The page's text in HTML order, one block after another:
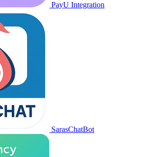
PayU Integration
SarasChatBot